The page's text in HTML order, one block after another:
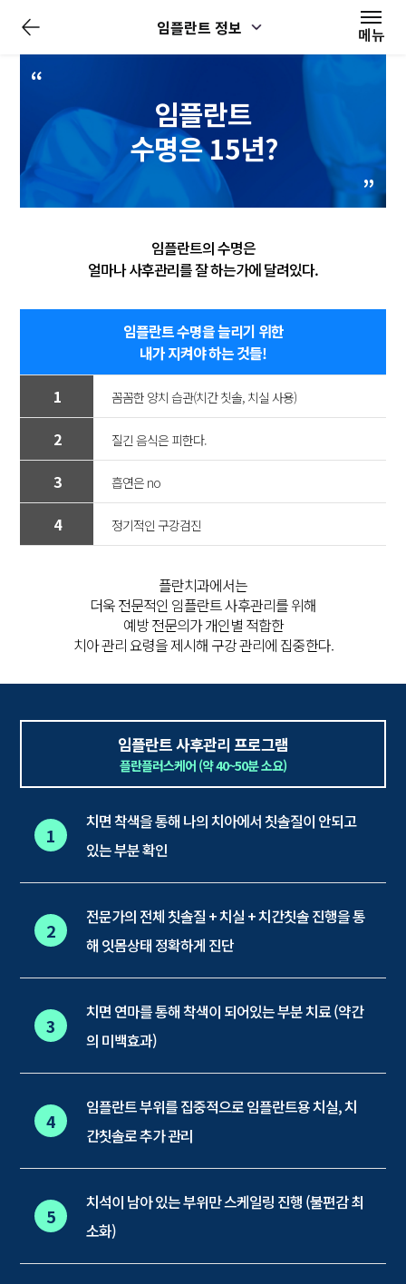
임플란트 정보 메뉴
임플란트
수명은 15년?
임플란트의 수명은
얼마나 사후관리를 잘 하는가에 달려있다.
임플란트 수명을 늘리기 위한
내가 지켜야 하는 것들!
1
꼼꼼한 양치 습관(치간 칫솔, 치실 사용)
2 질긴 음식은 피한다.
3 흡연은 no
4 정기적인 구강검진
플란치과에서는
더욱 전문적인 임플란트 사후관리를 위해
예방 전문의가 개인별 적합한
치아 관리 요령을 제시해 구강 관리에 집중한다.
임플란트 사후관리 프로그램
플란플러스케어 (약 40~50분 소요)
1
치면 착색을 통해 나의 치아에서 칫솔질이 안되고
있는 부분 확인
2
전문가의 전체 칫솔질 + 치실 + 치간칫솔 진행을 통
해 잇몸상태 정확하게 진단
3
치면 연마를 통해 착색이 되어있는 부분 치료 (약간
의 미백효과)
4
임플란트 부위를 집중적으로 임플란트용 치실, 치
간칫솔로 추가 관리
5
치석이 남아 있는 부위만 스케일링 진행 (불편감 최
소화)